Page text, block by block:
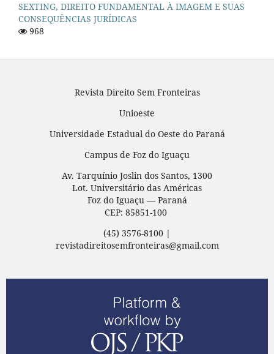
SEXTING, DIREITO FUNDAMENTAL À IMAGEM E SUAS
CONSEQUÊNCIAS JURÍDICAS
968
Revista Direito Sem Fronteiras
Unioeste
Universidade Estadual do Oeste do Paraná
Campus de Foz do Iguaçu
Av. Tarquínio Joslin dos Santos, 1300
Lot. Universitário das Américas
Foz do Iguaçu — Paraná
CEP: 85851-100
(45) 3576-8100 |
revistadireitosemfronteiras@gmail.com